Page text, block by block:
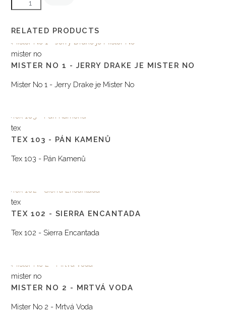
RELATED PRODUCTS
mister no
MISTER NO 1 - JERRY DRAKE JE MISTER NO
Mister No 1 - Jerry Drake je Mister No
tex
TEX 103 - PÁN KAMENŮ
Tex 103 - Pán Kamenů
tex
TEX 102 - SIERRA ENCANTADA
Tex 102 - Sierra Encantada
mister no
MISTER NO 2 - MRTVÁ VODA
Mister No 2 - Mrtvá Voda